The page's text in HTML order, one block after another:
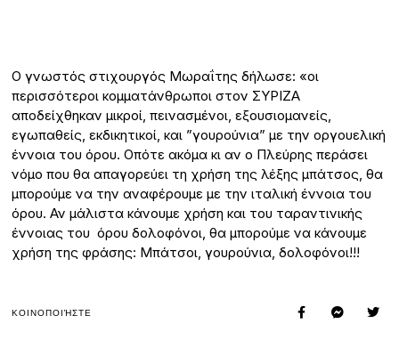
Ο γνωστός στιχουργός Μωραΐτης δήλωσε: «οι
περισσότεροι κομματάνθρωποι στον ΣΥΡΙΖΑ
αποδείχθηκαν μικροί, πεινασμένοι, εξουσιομανείς,
εγωπαθείς, εκδικητικοί, και ”γουρούνια” με την οργουελική
έννοια του όρου. Οπότε ακόμα κι αν ο Πλεύρης περάσει
νόμο που θα απαγορεύει τη χρήση της λέξης μπάτσος, θα
μπορούμε να την αναφέρουμε με την ιταλική έννοια του
όρου. Αν μάλιστα κάνουμε χρήση και του ταραντινικής
έννοιας του όρου δολοφόνοι, θα μπορούμε να κάνουμε
χρήση της φράσης: Μπάτσοι, γουρούνια, δολοφόνοι!!!
ΚΟΙΝΟΠΟΙΉΣΤΕ